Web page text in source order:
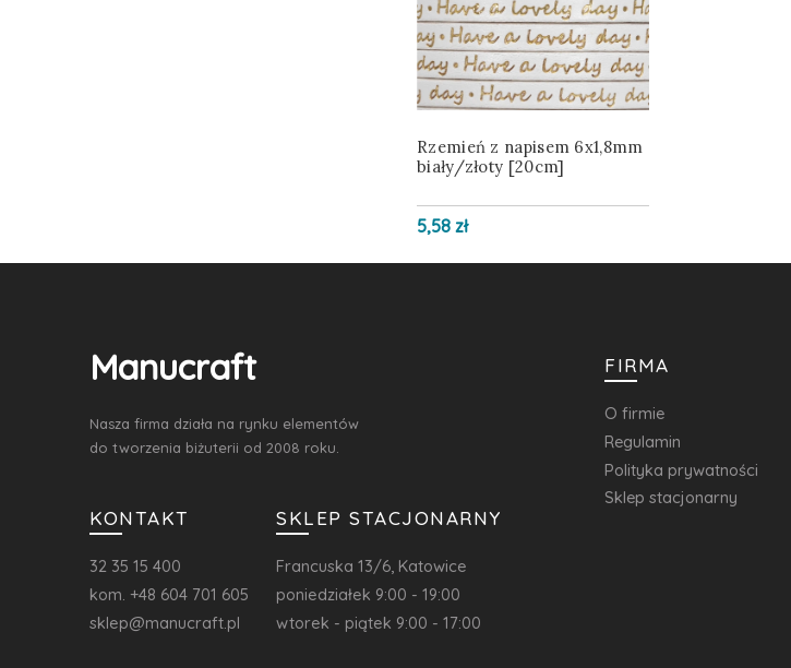
Rzemień z napisem 6x1,8mm
biały/złoty [20cm]
5,58 zł
Manucraft
Nasza firma działa na rynku elementów
do tworzenia biżuterii od 2008 roku.
KONTAKT
32 35 15 400
kom. +48 604 701 605
sklep@manucraft.pl
SKLEP STACJONARNY
Francuska 13/6, Katowice
poniedziałek 9:00 - 19:00
wtorek - piątek 9:00 - 17:00
FIRMA
O firmie
Regulamin
Polityka prywatności
Sklep stacjonarny